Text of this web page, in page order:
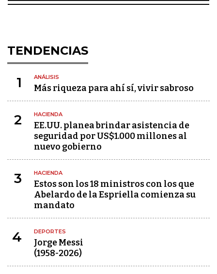
TENDENCIAS
1 ANÁLISIS
Más riqueza para ahí sí, vivir sabroso
2 HACIENDA
EE.UU. planea brindar asistencia de
seguridad por US$1.000 millones al
nuevo gobierno
3 HACIENDA
Estos son los 18 ministros con los que
Abelardo de la Espriella comienza su
mandato
4 DEPORTES
Jorge Messi
(1958-2026)